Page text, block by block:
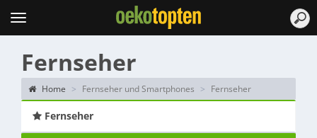
Topten
Menu
Fernseher
Home Fernseher und Smartphones Fernseher
Fernseher